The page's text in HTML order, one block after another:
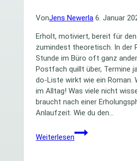
VonJens Newerla 6. Januar
Erholt, motiviert, bereit für
zumindest theoretisch. In der
Stunde im Büro oft ganz
Postfach quillt über, Termine
do-Liste wirkt wie ein Roman.
im Alltag! Was viele nicht
braucht nach einer
Anlaufzeit. Wie du den…
Weiterlesen
Zurück
aus